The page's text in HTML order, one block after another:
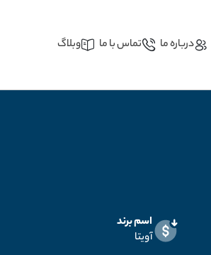
درباره ما تماس با ما وبلاگ
اسم برند
آویتا